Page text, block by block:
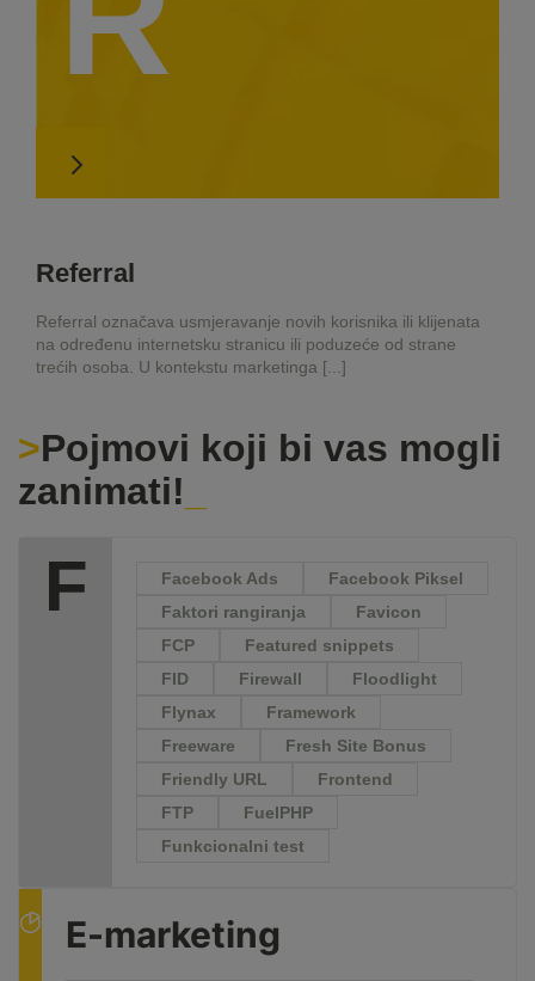
Referral
Referral označava usmjeravanje novih korisnika ili klijenata
na određenu internetsku stranicu ili poduzeće od strane
trećih osoba. U kontekstu marketinga [...]
Pojmovi koji bi vas mogli
zanimati!
F Facebook Ads
Facebook Piksel
Faktori rangiranja
Favicon
FCP
Featured snippets
FID
Firewall
Floodlight
Flynax
Framework
Freeware
Fresh Site Bonus
Friendly URL
Frontend
FTP
FuelPHP
Funkcionalni test
E-marketing